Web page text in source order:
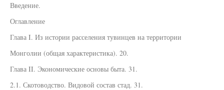
Введение.
Оглавление
Глава I. Из истории расселения тувинцев на территории
Монголии (общая характеристика). 20.
Глава II. Экономические основы быта. 31.
2.1. Скотоводство. Видовой состав стад. 31.